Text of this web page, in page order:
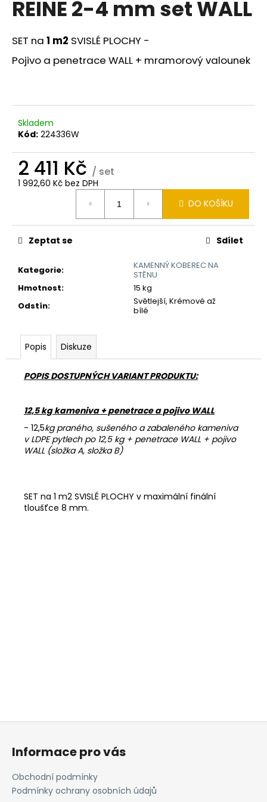
REINE 2-4 mm set WALL
SET na 1 m2 SVISLÉ PLOCHY -
Pojivo a penetrace WALL + mramorový valounek
Skladem
Kód: 224336W
2 411 Kč / set
1 992,60 Kč bez DPH
DO KOŠÍKU
Kategorie:
KAMENNÝ KOBEREC NA
STĚNU
Hmotnost:
15 kg
Odstín:
Světlejší, Krémové až
bílé
Zeptat se Sdílet
Popis Diskuze
POPIS DOSTUPNÝCH VARIANT PRODUKTU:
12,5 kg kameniva + penetrace a pojivo WALL
- 12,5kg praného, sušeného a zabaleného kameniva
v LDPE pytlech po 12,5 kg + penetrace WALL + pojivo
WALL (složka A, složka B)
SET na 1 m2 SVISLÉ PLOCHY v maximální finální
tloušťce 8 mm.
a
í
t
D
o
č
u
e
POJIVO
EMZ
755
Kč
Z
Informace pro vás
Obchodní podmínky
Podmínky ochrany osobních údajů